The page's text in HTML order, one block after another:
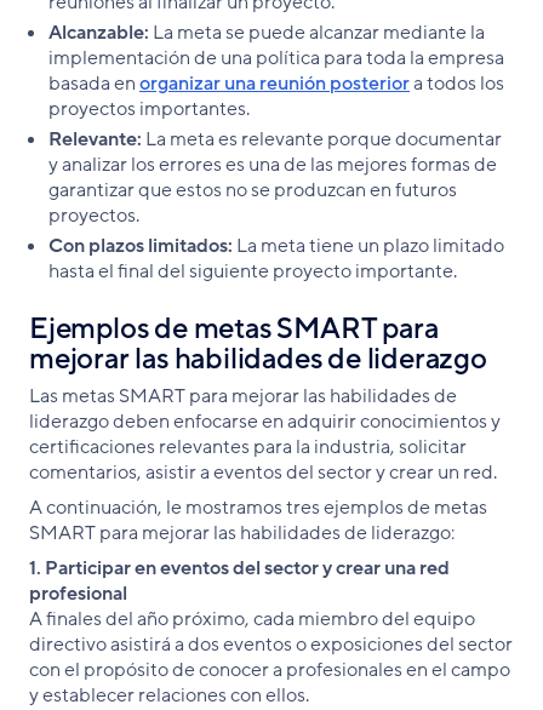
Alcanzable: La meta se puede alcanzar mediante la
implementación de una política para toda la empresa
basada enorganizar una reunión posteriora todos los
proyectos importantes.
Relevante: La meta es relevante porque documentar
y analizar los errores es una de las mejores formas de
garantizar que estos no se produzcan en futuros
proyectos.
Con plazos limitados: La meta tiene un plazo limitado
hasta el final del siguiente proyecto importante.
Ejemplos de metas SMART para
mejorar las habilidades de liderazgo
Las metas SMART para mejorar las habilidades de
liderazgo deben enfocarse en adquirir conocimientos y
certificaciones relevantes para la industria, solicitar
comentarios, asistir a eventos del sector y crear un red.
A continuación, le mostramos tres ejemplos de metas
SMART para mejorar las habilidades de liderazgo:
1. Participar en eventos del sector y crear una red
profesional
A finales del año próximo, cada miembro del equipo
directivo asistirá a dos eventos o exposiciones del sector
con el propósito de conocer a profesionales en el campo
y establecer relaciones con ellos.